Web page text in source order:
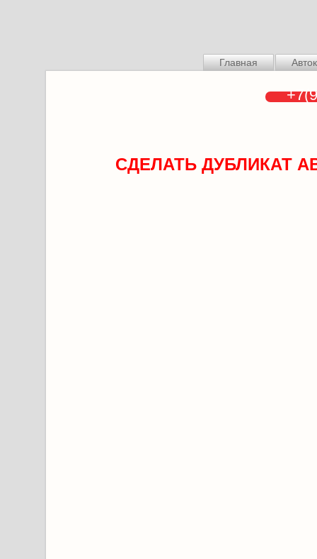
Главная
СДЕЛАТЬ ДУБЛИКАТ